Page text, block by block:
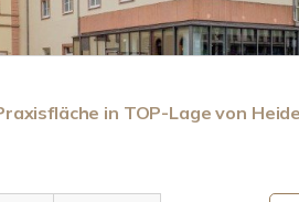
in TOP-Lage von